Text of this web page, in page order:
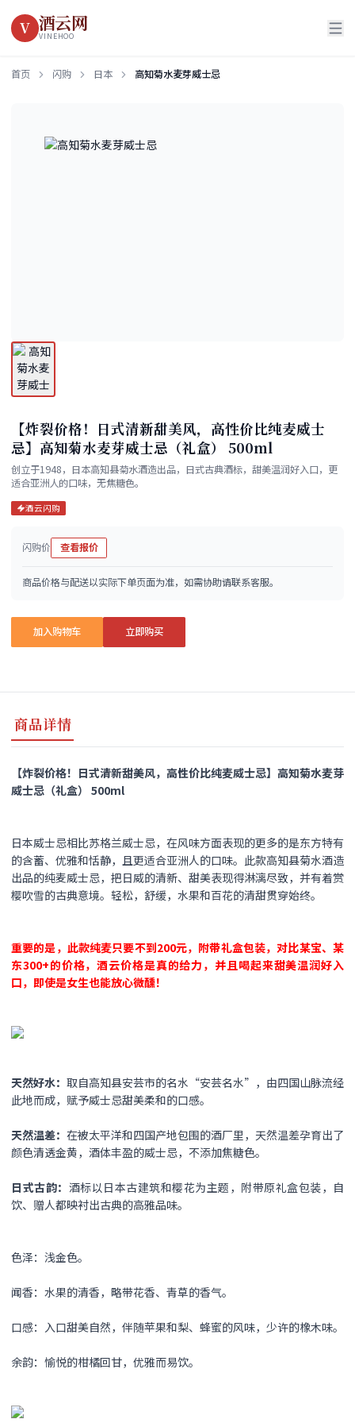
V 酒云网
VINEHOO
首页 闪购 日本 高知菊水麦芽威士忌
【炸裂价格！日式清新甜美风，高性价比纯麦威士
忌】高知菊水麦芽威士忌（礼盒） 500ml
创立于1948，日本高知县菊水酒造出品，日式古典酒标，甜美温润好入口，更
适合亚洲人的口味，无焦糖色。
酒云闪购
闪购价 查看报价
商品价格与配送以实际下单页面为准，如需协助请联系客服。
加入购物车 立即购买
商品详情
【炸裂价格！日式清新甜美风，高性价比纯麦威士忌】高知菊水麦芽
威士忌（礼盒） 500ml
日本威士忌相比苏格兰威士忌，在风味方面表现的更多的是东方特有
的含蓄、优雅和恬静，且更适合亚洲人的口味。此款高知县菊水酒造
出品的纯麦威士忌，把日威的清新、甜美表现得淋漓尽致，并有着赏
樱吹雪的古典意境。轻松，舒缓，水果和百花的清甜贯穿始终。
重要的是，此款纯麦只要不到200元，附带礼盒包装，对比某宝、某
东300+的价格，酒云价格是真的给力，并且喝起来甜美温润好入
口，即使是女生也能放心微醺！
天然好水： 取自高知县安芸市的名水“安芸名水”，由四国山脉流经
此地而成，赋予威士忌甜美柔和的口感。
天然温差： 在被太平洋和四国产地包围的酒厂里，天然温差孕育出了
颜色清透金黄，酒体丰盈的威士忌，不添加焦糖色。
日式古韵： 酒标以日本古建筑和樱花为主题，附带原礼盒包装，自
饮、赠人都映衬出古典的高雅品味。
色泽：浅金色。
闻香：水果的清香，略带花香、青草的香气。
口感：入口甜美自然，伴随苹果和梨、蜂蜜的风味，少许的橡木味。
余韵：愉悦的柑橘回甘，优雅而易饮。